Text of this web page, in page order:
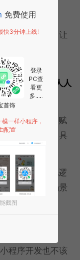
升办公效率。
了用户粘性，让
术的革新让
“人人
成本，借助AI赋
配自身业务、具
化赛道。
成代码、优化逻
创意设计和场景
技术智能型”
程序开发也不该
免费使用
快3分钟上线!
首饰
登录
PC查
看更
多.....
一样小程序，
配置
截图